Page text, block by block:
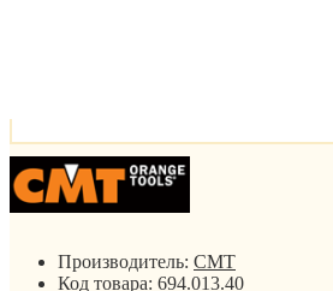
Производитель: CMT
Код товара: 694.013.40